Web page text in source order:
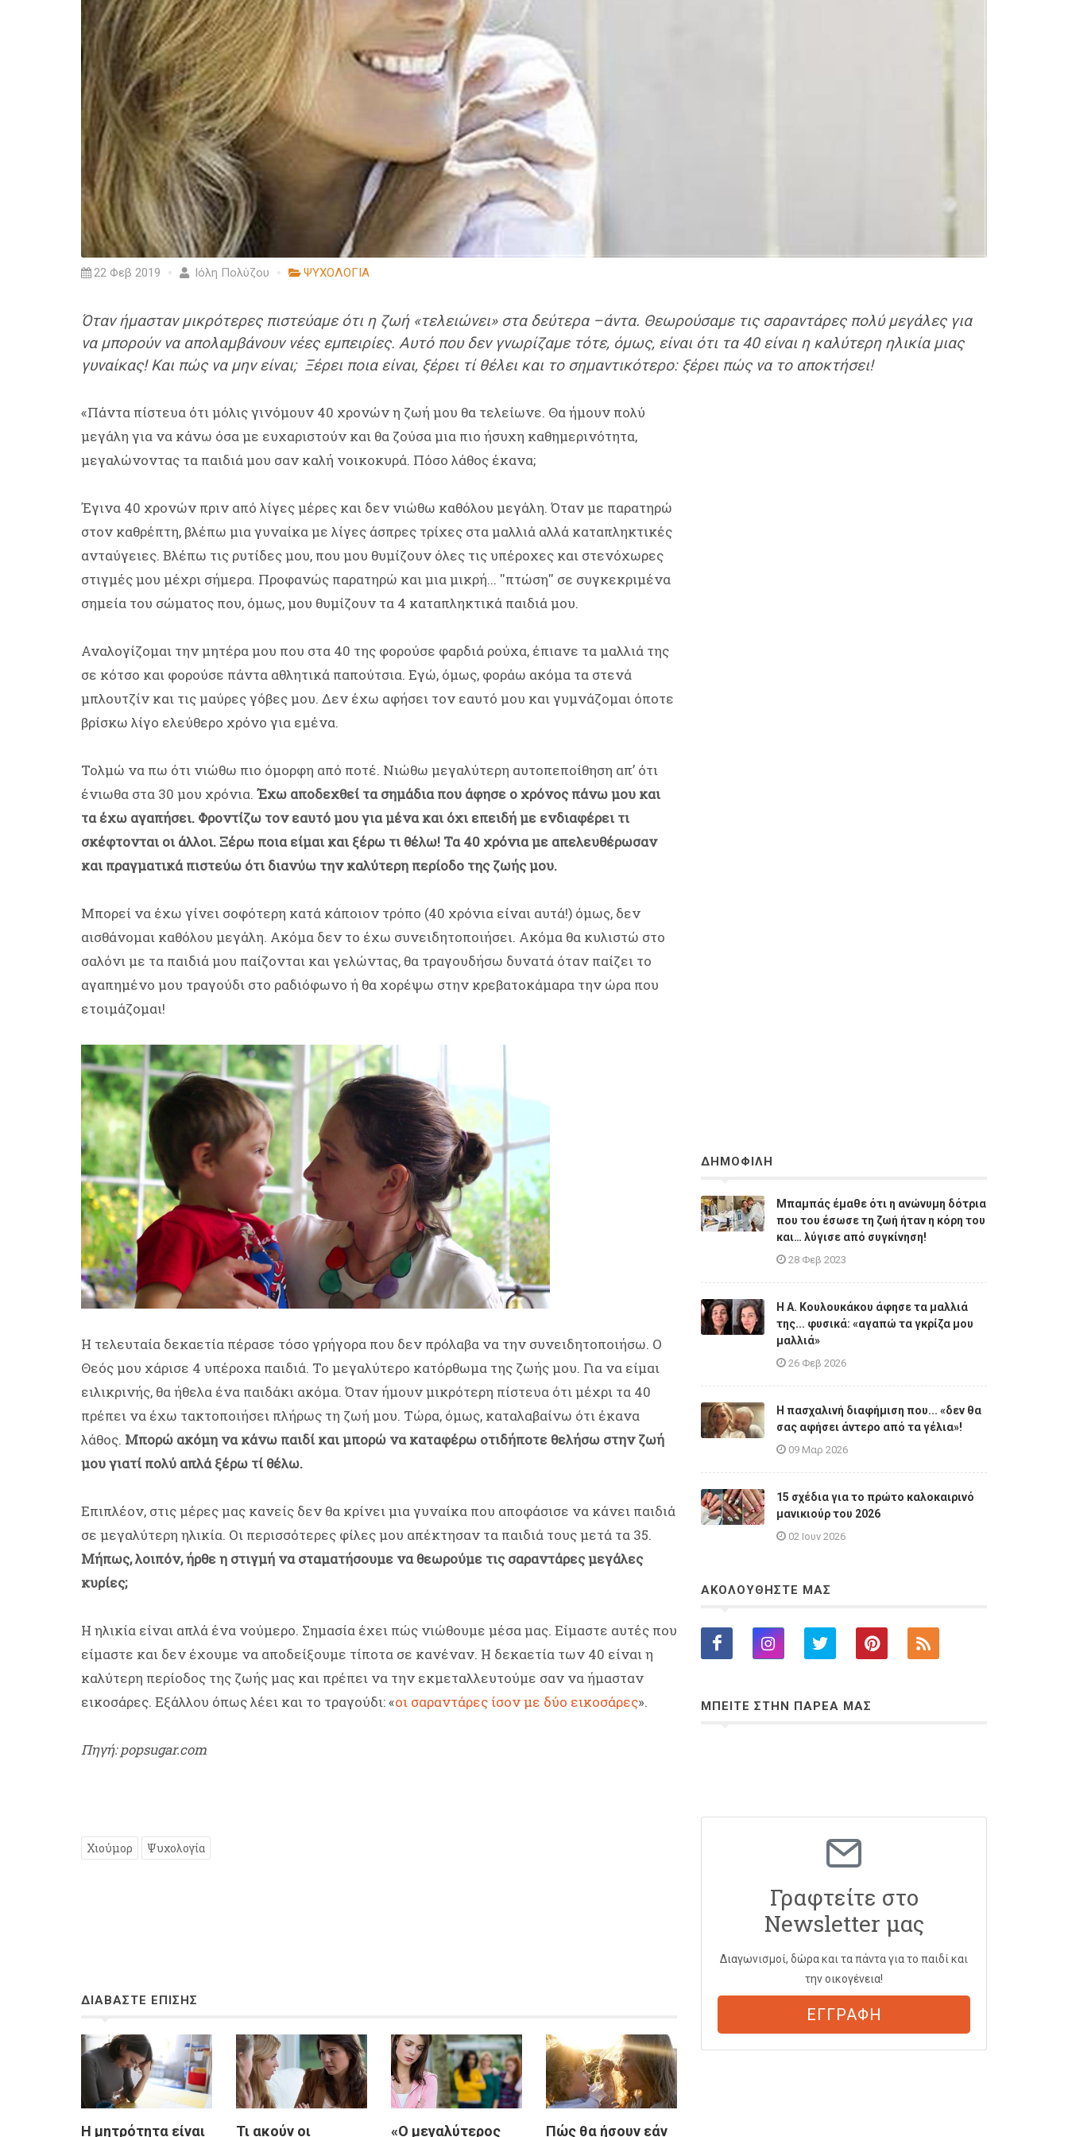
22 Φεβ 2019 Ιόλη Πολύζου ΨΥΧΟΛΟΓΙΑ
Όταν ήμασταν μικρότερες πιστεύαμε ότι η ζωή «τελειώνει» στα δεύτερα –άντα. Θεωρούσαμε τις σαραντάρες πολύ μεγάλες για
να μπορούν να απολαμβάνουν νέες εμπειρίες. Αυτό που δεν γνωρίζαμε τότε, όμως, είναι ότι τα 40 είναι η καλύτερη ηλικία μιας
γυναίκας! Και πώς να μην είναι; Ξέρει ποια είναι, ξέρει τί θέλει και το σημαντικότερο: ξέρει πώς να το αποκτήσει!
«Πάντα πίστευα ότι μόλις γινόμουν 40 χρονών η ζωή μου θα τελείωνε. Θα ήμουν πολύ
μεγάλη για να κάνω όσα με ευχαριστούν και θα ζούσα μια πιο ήσυχη καθημερινότητα,
μεγαλώνοντας τα παιδιά μου σαν καλή νοικοκυρά. Πόσο λάθος έκανα;
Έγινα 40 χρονών πριν από λίγες μέρες και δεν νιώθω καθόλου μεγάλη. Όταν με παρατηρώ
στον καθρέπτη, βλέπω μια γυναίκα με λίγες άσπρες τρίχες στα μαλλιά αλλά καταπληκτικές
ανταύγειες. Βλέπω τις ρυτίδες μου, που μου θυμίζουν όλες τις υπέροχες και στενόχωρες
στιγμές μου μέχρι σήμερα. Προφανώς παρατηρώ και μια μικρή... ''πτώση'' σε συγκεκριμένα
σημεία του σώματος που, όμως, μου θυμίζουν τα 4 καταπληκτικά παιδιά μου.
Αναλογίζομαι την μητέρα μου που στα 40 της φορούσε φαρδιά ρούχα, έπιανε τα μαλλιά της
σε κότσο και φορούσε πάντα αθλητικά παπούτσια. Εγώ, όμως, φοράω ακόμα τα στενά
μπλουτζίν και τις μαύρες γόβες μου. Δεν έχω αφήσει τον εαυτό μου και γυμνάζομαι όποτε
βρίσκω λίγο ελεύθερο χρόνο για εμένα.
Τολμώ να πω ότι νιώθω πιο όμορφη από ποτέ. Νιώθω μεγαλύτερη αυτοπεποίθηση απ’ ότι
ένιωθα στα 30 μου χρόνια. Έχω αποδεχθεί τα σημάδια που άφησε ο χρόνος πάνω μου και
τα έχω αγαπήσει. Φροντίζω τον εαυτό μου για μένα και όχι επειδή με ενδιαφέρει τι
σκέφτονται οι άλλοι. Ξέρω ποια είμαι και ξέρω τι θέλω! Τα 40 χρόνια με απελευθέρωσαν
και πραγματικά πιστεύω ότι διανύω την καλύτερη περίοδο της ζωής μου.
Μπορεί να έχω γίνει σοφότερη κατά κάποιον τρόπο (40 χρόνια είναι αυτά!) όμως, δεν
αισθάνομαι καθόλου μεγάλη. Ακόμα δεν το έχω συνειδητοποιήσει. Ακόμα θα κυλιστώ στο
σαλόνι με τα παιδιά μου παίζονται και γελώντας, θα τραγουδήσω δυνατά όταν παίζει το
αγαπημένο μου τραγούδι στο ραδιόφωνο ή θα χορέψω στην κρεβατοκάμαρα την ώρα που
ετοιμάζομαι!
Η τελευταία δεκαετία πέρασε τόσο γρήγορα που δεν πρόλαβα να την συνειδητοποιήσω. Ο
Θεός μου χάρισε 4 υπέροχα παιδιά. Το μεγαλύτερο κατόρθωμα της ζωής μου. Για να είμαι
ειλικρινής, θα ήθελα ένα παιδάκι ακόμα. Όταν ήμουν μικρότερη πίστευα ότι μέχρι τα 40
πρέπει να έχω τακτοποιήσει πλήρως τη ζωή μου. Τώρα, όμως, καταλαβαίνω ότι έκανα
λάθος. Μπορώ ακόμη να κάνω παιδί και μπορώ να καταφέρω οτιδήποτε θελήσω στην ζωή
μου γιατί πολύ απλά ξέρω τί θέλω.
Επιπλέον, στις μέρες μας κανείς δεν θα κρίνει μια γυναίκα που αποφάσισε να κάνει παιδιά
σε μεγαλύτερη ηλικία. Οι περισσότερες φίλες μου απέκτησαν τα παιδιά τους μετά τα 35.
Μήπως, λοιπόν, ήρθε η στιγμή να σταματήσουμε να θεωρούμε τις σαραντάρες μεγάλες
κυρίες;
Η ηλικία είναι απλά ένα νούμερο. Σημασία έχει πώς νιώθουμε μέσα μας. Είμαστε αυτές που
είμαστε και δεν έχουμε να αποδείξουμε τίποτα σε κανέναν. Η δεκαετία των 40 είναι η
καλύτερη περίοδος της ζωής μας και πρέπει να την εκμεταλλευτούμε σαν να ήμασταν
εικοσάρες. Εξάλλου όπως λέει και το τραγούδι: «οι σαραντάρες ίσον με δύο εικοσάρες».
Πηγή: popsugar.com
Χιούμορ Ψυχολογία
ΔΙΑΒΑΣΤΕ ΕΠΙΣΗΣ
Η μητρότητα είναι Τι ακούν οι «Ο μεγαλύτερος Πώς θα ήσουν εάν
ΔΗΜΟΦΙΛΗ
Μπαμπάς έμαθε ότι η ανώνυμη δότρια
που του έσωσε τη ζωή ήταν η κόρη του
και… λύγισε από συγκίνηση!
28 Φεβ 2023
Η A. Κουλουκάκου άφησε τα μαλλιά
της... φυσικά: «αγαπώ τα γκρίζα μου
μαλλιά»
26 Φεβ 2026
Η πασχαλινή διαφήμιση που... «δεν θα
σας αφήσει άντερο από τα γέλια»!
09 Μαρ 2026
15 σχέδια για το πρώτο καλοκαιρινό
μανικιούρ του 2026
02 Ιουν 2026
ΑΚΟΛΟΥΘΗΣΤΕ ΜΑΣ
ΜΠΕΙΤΕ ΣΤΗΝ ΠΑΡΕΑ ΜΑΣ
Γραφτείτε στο
Newsletter μας
Διαγωνισμοί, δώρα και τα πάντα για το παιδί και
την οικογένεια!
ΕΓΓΡΑΦΗ